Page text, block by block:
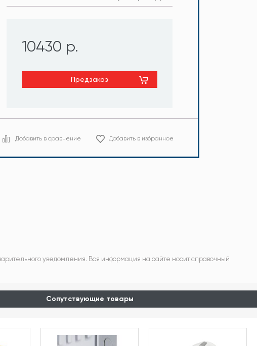
10430 р.
Предзаказ
Добавить в сравнение Добавить в избранное
уведомления. Вся информация на сайте носит справочный
Сопутствующие товары